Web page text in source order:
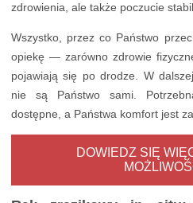
zdrowienia, ale także poczucie
Wszystko, przez co Państwo
opiekę — zarówno zdrowie
pojawiają się po drodze. W
nie są Państwo sami.
dostępne, a Państwa komfort jest
DOWIEDZ SIĘ